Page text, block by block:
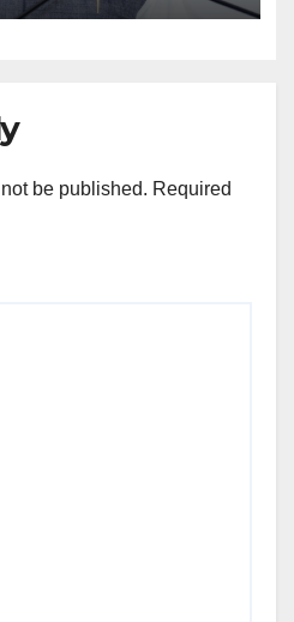
be published. Required